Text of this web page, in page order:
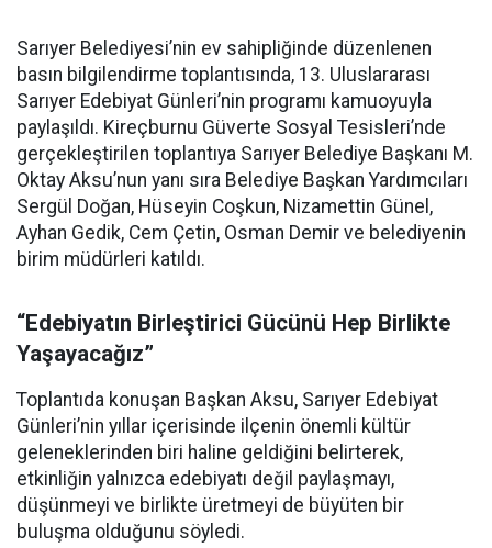
Sarıyer Belediyesi’nin ev sahipliğinde düzenlenen
basın bilgilendirme toplantısında, 13. Uluslararası
Sarıyer Edebiyat Günleri’nin programı kamuoyuyla
paylaşıldı. Kireçburnu Güverte Sosyal Tesisleri’nde
gerçekleştirilen toplantıya Sarıyer Belediye Başkanı M.
Oktay Aksu’nun yanı sıra Belediye Başkan Yardımcıları
Sergül Doğan, Hüseyin Coşkun, Nizamettin Günel,
Ayhan Gedik, Cem Çetin, Osman Demir ve belediyenin
birim müdürleri katıldı.
“Edebiyatın Birleştirici Gücünü Hep Birlikte
Yaşayacağız”
Toplantıda konuşan Başkan Aksu, Sarıyer Edebiyat
Günleri’nin yıllar içerisinde ilçenin önemli kültür
geleneklerinden biri haline geldiğini belirterek,
etkinliğin yalnızca edebiyatı değil paylaşmayı,
düşünmeyi ve birlikte üretmeyi de büyüten bir
buluşma olduğunu söyledi.